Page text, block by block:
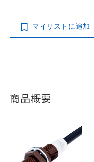
マイリストに追加
商品概要